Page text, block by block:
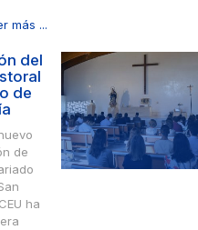
más ...
del
de
de
ha